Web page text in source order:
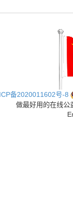
备2020011602号-8
做最好用的在线公